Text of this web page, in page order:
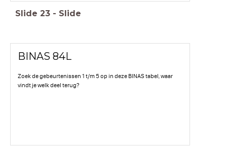
Slide 23 - Slide
BINAS 84L
Zoek de gebeurtenissen 1 t/m 5 op in deze BINAS tabel, waar
vindt je welk deel terug?